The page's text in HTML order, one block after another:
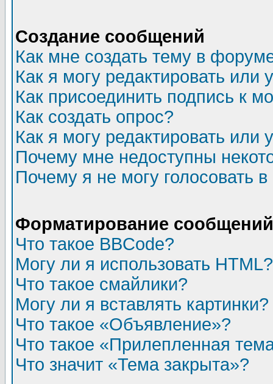
Создание сообщений
Как мне создать тему в
Как я могу редактировать или
Как присоединить подпись к
Как создать опрос?
Как я могу редактировать или
Почему мне недоступны
Почему я не могу голосовать
Форматирование
Что такое BBCode?
Могу ли я использовать HTML?
Что такое смайлики?
Могу ли я вставлять картинки?
Что такое «Объявление»?
Что такое «Прилепленная
Что значит «Тема закрыта»?